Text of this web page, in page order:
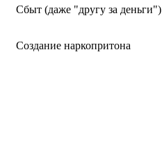
Сбыт (даже "другу за деньги")
Создание наркопритона